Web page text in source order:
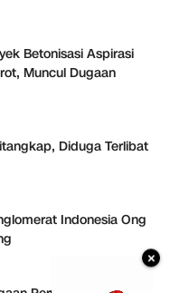
Betonisasi Aspirasi
Muncul Dugaan
Diduga Terlibat
Indonesia Ong
×